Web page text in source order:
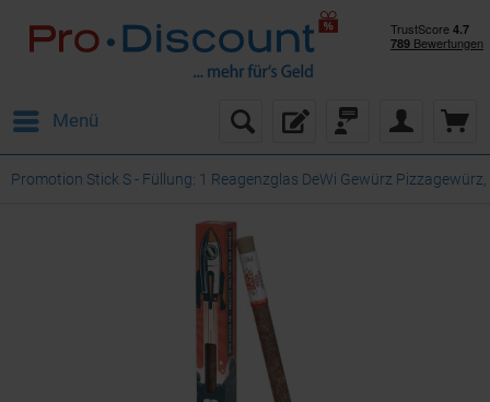
Menü
Promotion Stick S - Füllung: 1 Reagenzglas DeWi Gewürz